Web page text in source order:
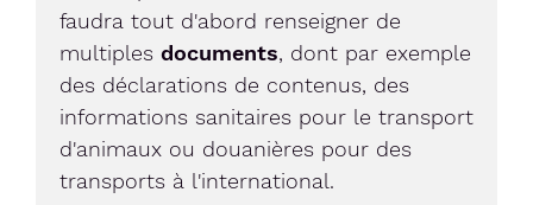
faudra tout d'abord renseigner de
multiples documents, dont par exemple
des déclarations de contenus, des
informations sanitaires pour le transport
d'animaux ou douanières pour des
transports à l'international.